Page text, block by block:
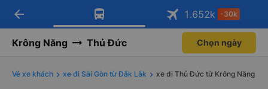
Tải app Vexere ngay!
Nhận ưu đãi thành viên độc
Mở app
Tải app Vexere
-30k/ghế khi đặt vé máy bay qua
Mở app
arrow_back 1.652k -30k
Krông Năng Thủ Đức Chọn ngày
Vé xe khách xe đi Sài Gòn từ Đắk Lắk xe đi Thủ Đức từ Krông Năng